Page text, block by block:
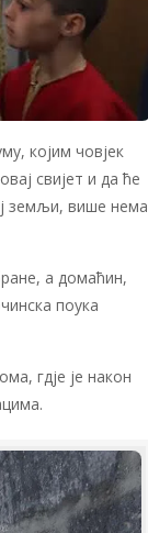
којим човјек
свијет и да ће
земљи, више нема
а домаћин,
поука
гдје је након